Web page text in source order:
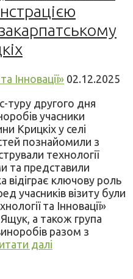
Інновації» 02.12.2025
туру другого дня
учасники
Крицкіх у селі
познайомили з
технології
та представили
відіграє ключову роль
учасників візиту були
та Інновації»
а також група
разом з
далі